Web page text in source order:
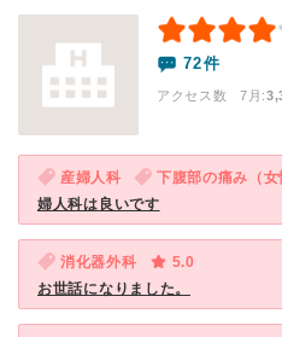
72件
アクセス数 7月:
産婦人科 下腹部の痛み（女
婦人科は良いです
消化器外科
5.0
お世話になりました。